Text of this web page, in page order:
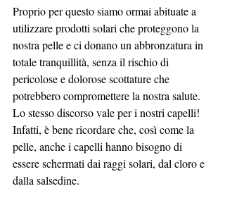
Proprio per questo siamo ormai abituate a
utilizzare prodotti solari che proteggono la
nostra pelle e ci donano un abbronzatura in
totale tranquillità, senza il rischio di
pericolose e dolorose scottature che
potrebbero compromettere la nostra salute.
Lo stesso discorso vale per i nostri capelli!
Infatti, è bene ricordare che, così come la
pelle, anche i capelli hanno bisogno di
essere schermati dai raggi solari, dal cloro e
dalla salsedine.